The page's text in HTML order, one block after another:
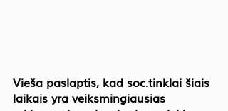
Vieša paslaptis, kad soc.tinklai šiais
laikais yra veiksmingiausias